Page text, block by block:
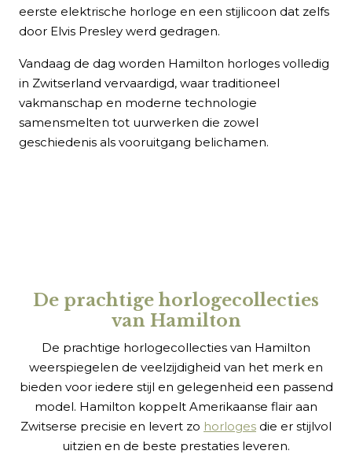
eerste elektrische horloge en een stijlicoon dat zelfs
door Elvis Presley werd gedragen.
Vandaag de dag worden Hamilton horloges volledig
in Zwitserland vervaardigd, waar traditioneel
vakmanschap en moderne technologie
samensmelten tot uurwerken die zowel
geschiedenis als vooruitgang belichamen.
De prachtige horlogecollecties
van Hamilton
De prachtige horlogecollecties van Hamilton
weerspiegelen de veelzijdigheid van het merk en
bieden voor iedere stijl en gelegenheid een passend
model. Hamilton koppelt Amerikaanse flair aan
Zwitserse precisie en levert zo horloges die er stijlvol
uitzien en de beste prestaties leveren.